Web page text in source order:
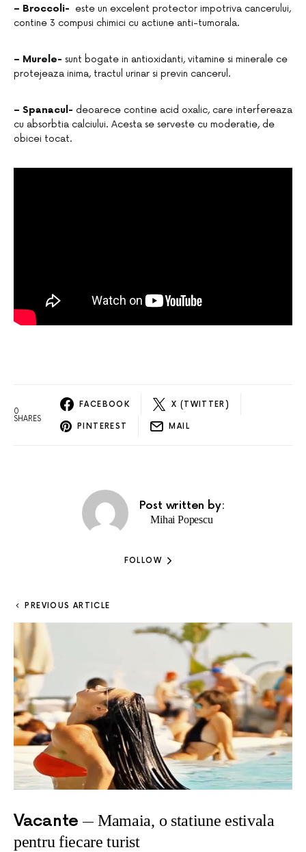
– Broccoli- este un excelent protector impotriva cancerului,
contine 3 compusi chimici cu actiune anti-tumorala.
– Murele- sunt bogate in antioxidanti, vitamine si minerale ce
protejeaza inima, tractul urinar si previn cancerul.
– Spanacul- deoarece contine acid oxalic, care interfereaza
cu absorbtia calciului. Acesta se serveste cu moderatie, de
obicei tocat.
0
SHARES
FACEBOOK X (TWITTER)
PINTEREST MAIL
Post written by:
Mihai Popescu
FOLLOW
PREVIOUS ARTICLE
Vacante
Mamaia, o statiune estivala
pentru fiecare turist